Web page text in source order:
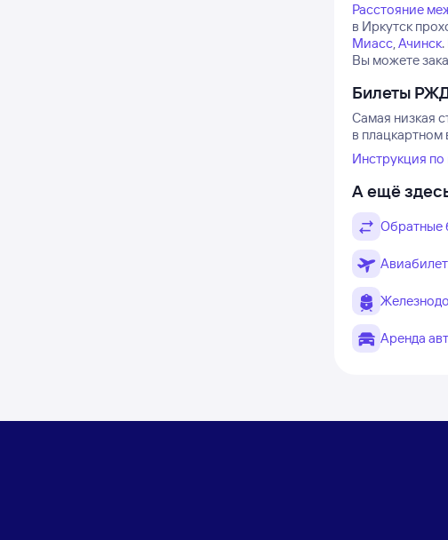
Расстояние
в Иркутск
Миасс,Ачинск.
Вы можете
Билеты
Самая низкая
в плацкартном
Инструкция
А ещё
Обратные
Аренда